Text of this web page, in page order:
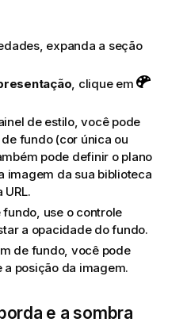
expanda a seção
, clique em
de estilo, você pode
fundo (cor única ou
pode definir o plano
imagem da sua biblioteca
use o controle
a opacidade do fundo.
de fundo, você pode
a posição da imagem.
e a sombra